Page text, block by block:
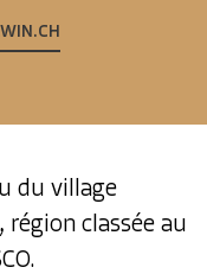
du village
région classée au